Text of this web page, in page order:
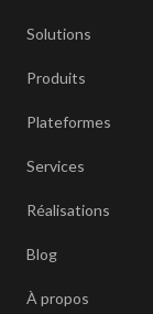
Solutions
Produits
Plateformes
Services
Réalisations
Blog
À propos